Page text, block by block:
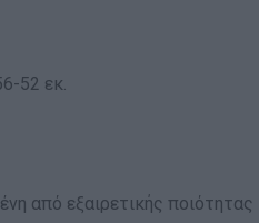
52 εκ.
από εξαιρετικής